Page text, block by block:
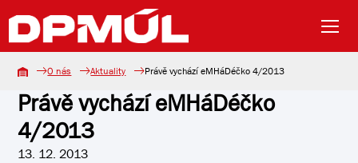
O nás Aktuality Právě vychází eMHáDéčko 4/2013
Právě vychází eMHáDéčko
4/2013
13. 12. 2013